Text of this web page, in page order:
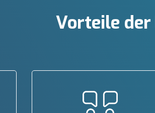
Vorteile